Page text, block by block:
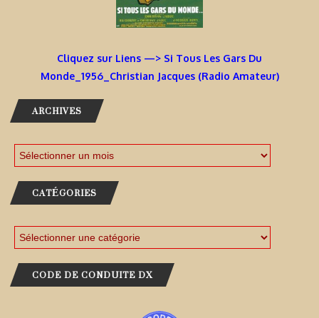
Cliquez sur Liens —> Si Tous Les Gars Du
Monde_1956_Christian Jacques (Radio Amateur)
ARCHIVES
CATÉGORIES
CODE DE CONDUITE DX